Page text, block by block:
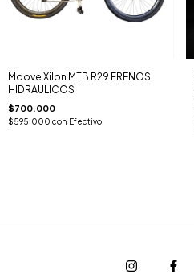
Moove Xilon MTB R29 FRENOS
HIDRAULICOS
$700.000
$595.000 con Efectivo